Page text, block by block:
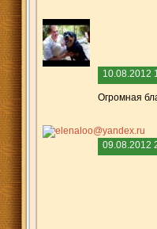
10.08.2012
Огромная
09.08.2012